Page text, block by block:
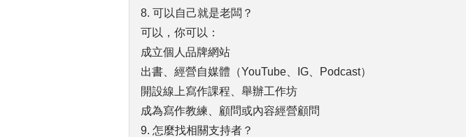
8. 可以自己就是老闆？
可以，你可以：
成立個人品牌網站
出書、經營自媒體（YouTube、IG、Podcast）
開設線上寫作課程、舉辦工作坊
成為寫作教練、顧問或內容經營顧問
9. 怎麼找相關支持者？